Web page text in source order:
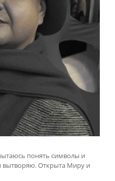
понять символы и
Открыта Миру и